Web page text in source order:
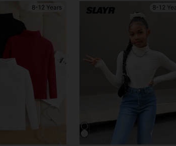
8-12 Years 8-12